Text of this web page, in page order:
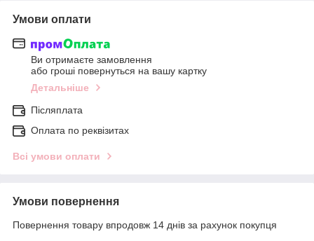
Умови оплати
Ви отримаєте замовлення
або гроші повернуться на вашу картку
Детальніше
Післяплата
Оплата по реквізитах
Всі умови оплати
Умови повернення
Повернення товару впродовж 14 днів за рахунок покупця